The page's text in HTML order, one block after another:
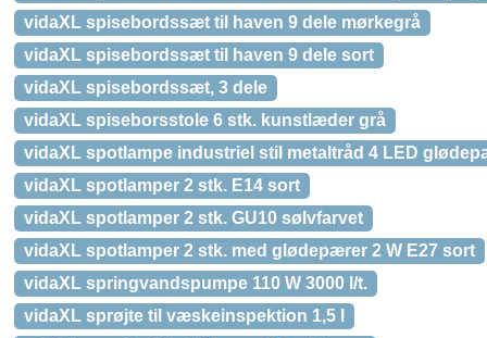
vidaXL spisebordssæt til haven 9 dele mørkegrå
vidaXL spisebordssæt til haven 9 dele sort
vidaXL spisebordssæt, 3 dele
vidaXL spiseborsstole 6 stk. kunstlæder grå
vidaXL spotlampe industriel stil metaltråd 4 LED
vidaXL spotlamper 2 stk. E14 sort
vidaXL spotlamper 2 stk. GU10 sølvfarvet
vidaXL spotlamper 2 stk. med glødepærer 2 W E27 sort
vidaXL springvandspumpe 110 W 3000 l/t.
vidaXL sprøjte til væskeinspektion 1,5 l